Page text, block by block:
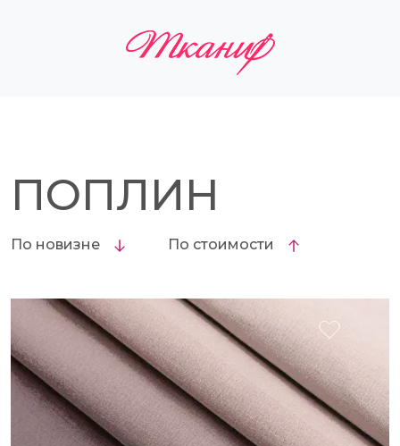
ПОПЛИН
По новизне По стоимости